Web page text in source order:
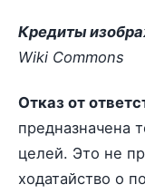
Кредиты
Wiki Commons
Отказ от
предназначена
целей. Это не
ходатайство о